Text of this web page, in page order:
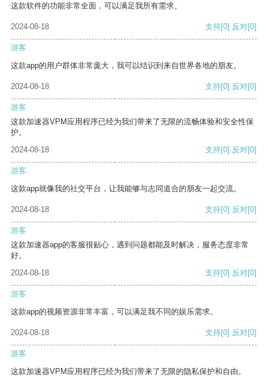
这款软件的功能非常全面，可以满足我所有需求。
2024-08-18 支持[0] 反对[0]
游客
这款app的用户群体非常庞大，我可以结识到来自世界各地的朋友。
2024-08-18 支持[0] 反对[0]
游客
这款加速器VPM应用程序已经为我们带来了无限的流畅体验和安全性保
护。
2024-08-18
支持[0] 反对[0]
游客
这款app就像我的社交平台，让我能够与志同道合的朋友一起交流。
2024-08-18 支持[0] 反对[0]
游客
这款加速器app的客服很贴心，遇到问题都能及时解决，服务态度非常
好。
2024-08-18
支持[0] 反对[0]
游客
这款app的视频资源非常丰富，可以满足我不同的娱乐需求。
2024-08-18 支持[0] 反对[0]
游客
这款加速器VPM应用程序已经为我们带来了无限的隐私保护和自由。